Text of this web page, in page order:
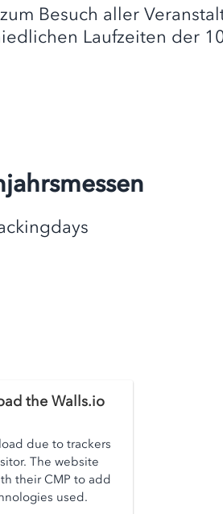
Besuch aller
Laufzeiten der
the Walls.io
due to trackers
The website
their CMP to add
used.